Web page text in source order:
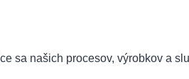
sa našich procesov, výrobkov a